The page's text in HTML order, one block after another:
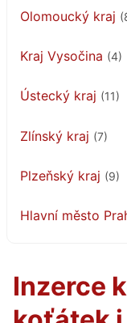
Olomoucký kraj
Kraj Vysočina (4)
Ústecký kraj (11)
Zlínský kraj (7)
Plzeňský kraj (9)
Hlavní město
Inzerce